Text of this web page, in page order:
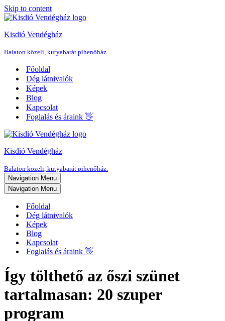
Skip to content
Kisdió Vendégház
Balaton közeli, kutyabarát pihenőház.
Főoldal
Dég látnivalók
Képek
Blog
Kapcsolat
Foglalás és áraink 👋
Kisdió Vendégház
Balaton közeli, kutyabarát pihenőház.
Navigation Menu
Navigation Menu
Főoldal
Dég látnivalók
Képek
Blog
Kapcsolat
Foglalás és áraink 👋
Így tölthető az őszi szünet
tartalmasan: 20 szuper
program